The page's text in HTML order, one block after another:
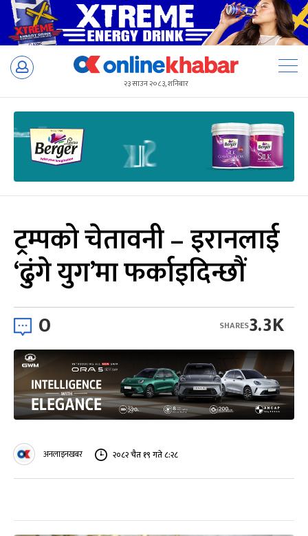
Skip
२३ साउन २०८३, शनिबार
ट्रम्पको चेतावनी – इरानलाई
‘ढुंगे युग’मा फर्काइदिन्छौं
0 3.3K
SHARES
अनलाइनखबर २०८२ चैत १९ गते ८:२८